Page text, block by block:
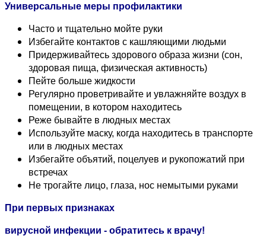
Универсальные меры профилактики
Часто и тщательно мойте руки
Избегайте контактов с кашляющими людьми
Придерживайтесь здорового образа жизни (сон,
здоровая пища, физическая активность)
Пейте больше жидкости
Регулярно проветривайте и увлажняйте воздух в
помещении, в котором находитесь
Реже бывайте в людных местах
Используйте маску, когда находитесь в транспорте
или в людных местах
Избегайте объятий, поцелуев и рукопожатий при
встречах
Не трогайте лицо, глаза, нос немытыми руками
При первых признаках
вирусной инфекции - обратитесь к врачу!